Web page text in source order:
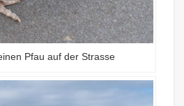
Pfau auf der Strasse